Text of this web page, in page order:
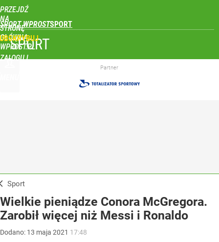
PRZEJDŹ
NA
STRONĘ
GŁÓWNĄ
WPROST.PL
SPORT WPROST
ZALOGUJ
SPORT
Partner
Sport
Wielkie pieniądze Conora McGregora.
Zarobił więcej niż Messi i Ronaldo
Dodano: 13 maja 2021 17:48